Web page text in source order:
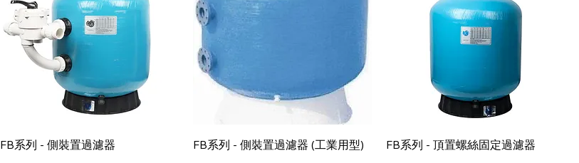
快速瀏覽
FB系列 - 側裝置過濾器 快速瀏覽
FB系列 - 側裝置過濾器 (工業用型) 快速瀏覽
FB系列 - 頂置螺絲固定過濾器